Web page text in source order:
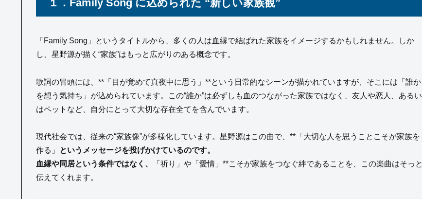
１．Family Song に込められた “新しい家族観”
「Family Song」というタイトルから、多くの人は血縁で結ばれた家族をイメージするかもしれません。しか
し、星野源が描く“家族”はもっと広がりのある概念です。
歌詞の冒頭には、**「目が覚めて真夜中に思う」**という日常的なシーンが描かれていますが、そこには「誰か
を想う気持ち」が込められています。この“誰か”は必ずしも血のつながった家族ではなく、友人や恋人、あるい
はペットなど、自分にとって大切な存在全てを含んでいます。
現代社会では、従来の“家族像”が多様化しています。星野源はこの曲で、**「大切な人を思うことこそが家族を
作る」
というメッセージを投げかけているのです。
血縁や同居という条件ではなく、
「祈り」や「愛情」**こそが家族をつなぐ絆であることを、この楽曲はそっと
伝えてくれます。